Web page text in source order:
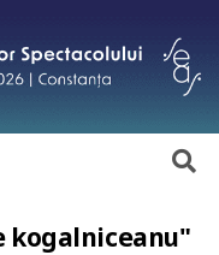
kogalniceanu"